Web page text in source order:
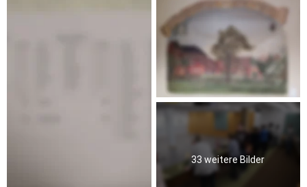
33 weitere Bilder